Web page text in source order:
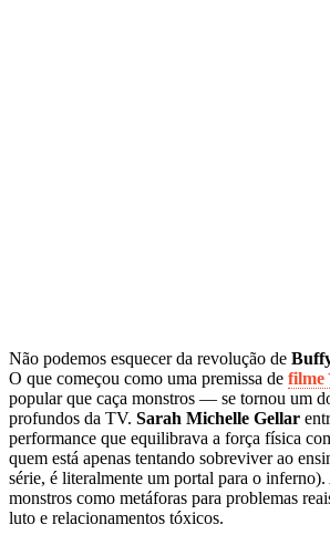
Não podemos esquecer da revolução de
O que começou como uma premissa de filme
popular que caça monstros — se tornou um
profundos da TV. Sarah Michelle Gellar
performance que equilibrava a força física
quem está apenas tentando sobreviver ao
série, é literalmente um portal para o inferno).
monstros como metáforas para problemas
luto e relacionamentos tóxicos.